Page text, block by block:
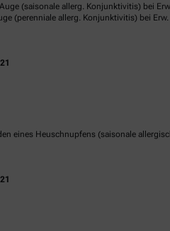
(saisonale allerg. Konjunktivitis) bei
(perenniale allerg. Konjunktivitis) bei
eines Heuschnupfens (saisonale